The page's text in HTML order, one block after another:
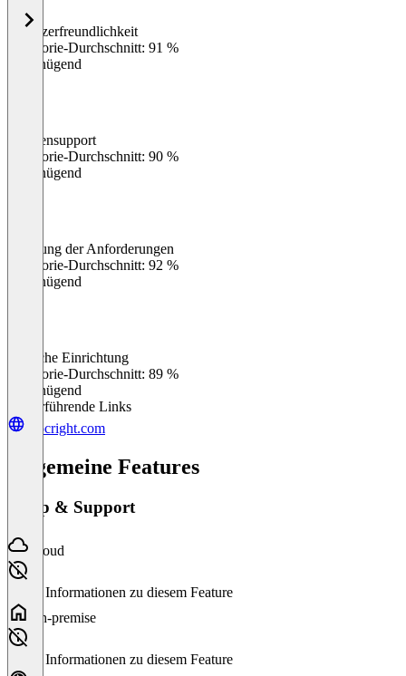
Benutzerfreundlichkeit
Kategorie-Durchschnitt: 91 %
Ungenügend
Kundensupport
Kategorie-Durchschnitt: 90 %
Ungenügend
Erfüllung der Anforderungen
Kategorie-Durchschnitt: 92 %
Ungenügend
Einfache Einrichtung
Kategorie-Durchschnitt: 89 %
Ungenügend
Weiterführende Links
procright.com
Allgemeine Features
Setup & Support
Cloud
Keine Informationen zu diesem Feature
On-premise
Keine Informationen zu diesem Feature